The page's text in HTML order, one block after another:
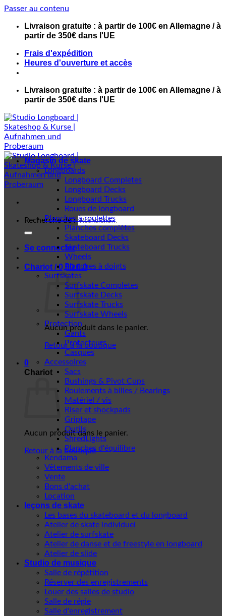
Passer au contenu
Livraison gratuite : à partir de 100€ en Allemagne / à
partir de 350€ dans l'UE
Frais d'expédition
Heures d'ouverture et accès
Livraison gratuite : à partir de 100€ en Allemagne / à
partir de 350€ dans l'UE
Recherche de :
Se connecter
Chariot /0,00€ 0
Aucun produit dans le panier.
Retour à la boutique
0
Chariot
Aucun produit dans le panier.
Retour à la boutique
Magasin de skate
Longboards
Longboard Completes
Longboard Decks
Longboard Trucks
Roues de longboard
Planches à roulettes
Planches complètes
Skateboard Decks
Skateboard Trucks
Wheels
Planches à doigts
Surfskates
Surfskate Completes
Surfskate Decks
Surfskate Trucks
Surfskate Wheels
Protection
Gants
Protecteurs
Casques
Accessoires
Sacs
Bushings & Pivot Cups
Roulements à billes / Bearings
Matériel / vis
Riser et shockpads
Griptape
Outils
ShredLights
Planches d'équilibre
Kendama
Vêtements de ville
Vente
Bons d'achat
Location
leçons de skate
Les bases du skateboard et du longboard
Atelier de skate individuel
Atelier de surfskate
Atelier de danse et de freestyle en longboard
Atelier de slide
Studio de musique
Salle de répétition
Réserver des enregistrements
Louer des salles de studio
Salle de régie
Salle d'enregistrement